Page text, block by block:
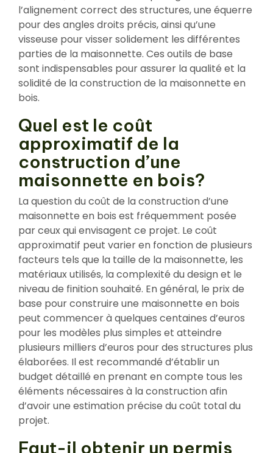
l’alignement correct des structures, une équerre
pour des angles droits précis, ainsi qu’une
visseuse pour visser solidement les différentes
parties de la maisonnette. Ces outils de base
sont indispensables pour assurer la qualité et la
solidité de la construction de la maisonnette en
bois.
Quel est le coût
approximatif de la
construction d’une
maisonnette en bois?
La question du coût de la construction d’une
maisonnette en bois est fréquemment posée
par ceux qui envisagent ce projet. Le coût
approximatif peut varier en fonction de plusieurs
facteurs tels que la taille de la maisonnette, les
matériaux utilisés, la complexité du design et le
niveau de finition souhaité. En général, le prix de
base pour construire une maisonnette en bois
peut commencer à quelques centaines d’euros
pour les modèles plus simples et atteindre
plusieurs milliers d’euros pour des structures plus
élaborées. Il est recommandé d’établir un
budget détaillé en prenant en compte tous les
éléments nécessaires à la construction afin
d’avoir une estimation précise du coût total du
projet.
Faut-il obtenir un permis